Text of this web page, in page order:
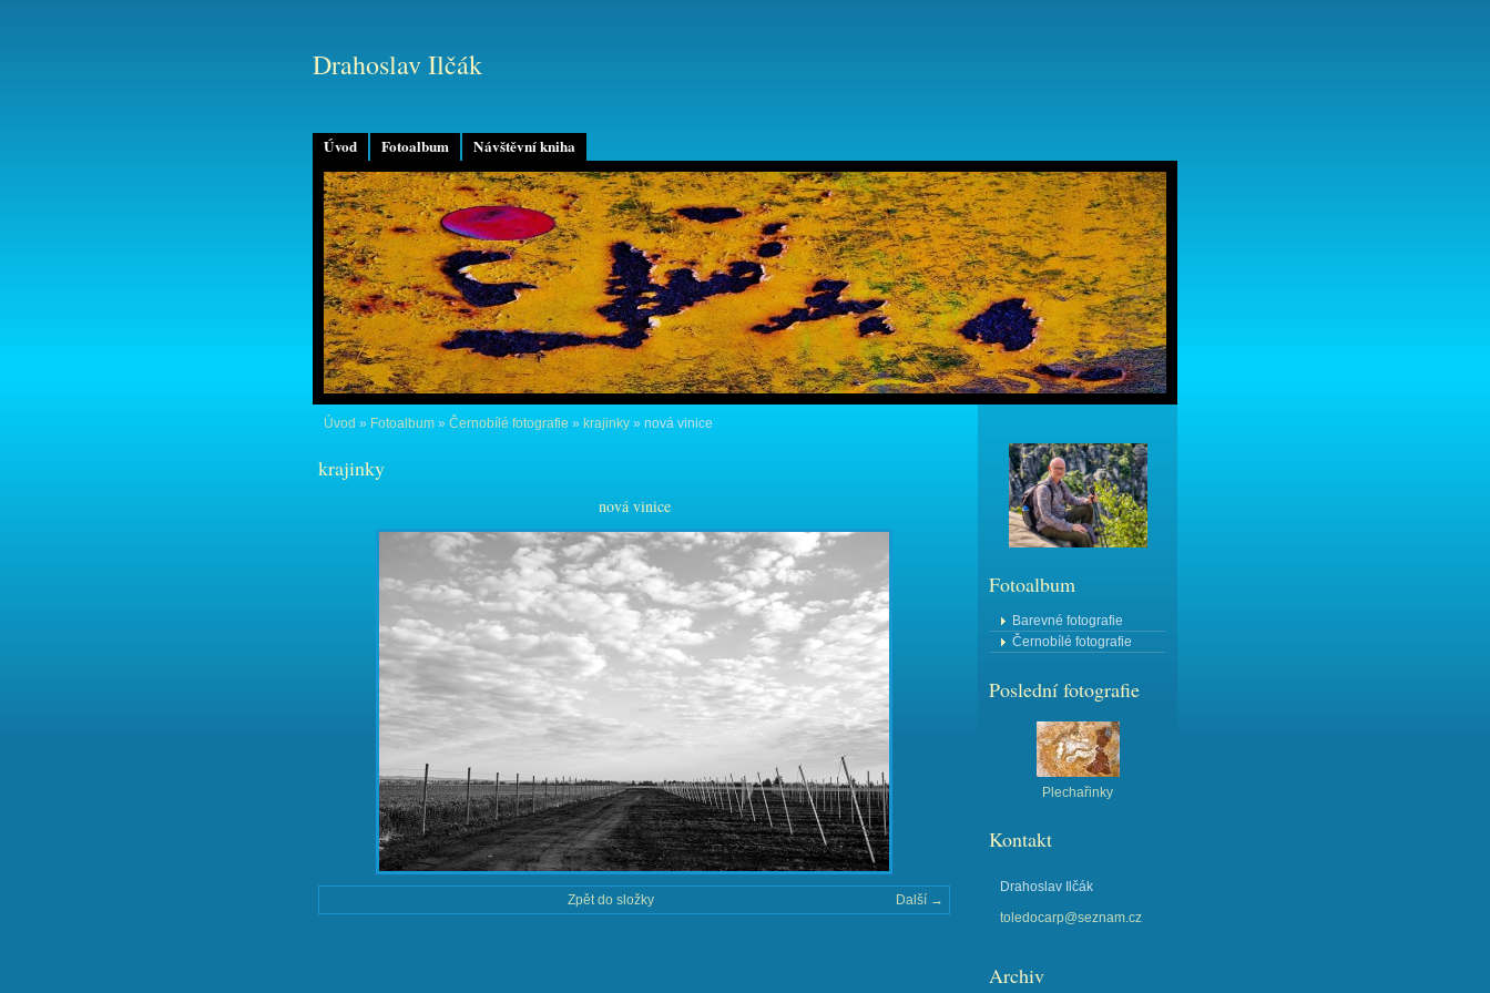
Úvod Fotoalbum Návštěvní kniha
Drahoslav Ilčák
Úvod » Fotoalbum » Černobílé fotografie » krajinky » nová vinice
krajinky
nová vinice
Další →
Zpět do složky
Fotoalbum
Barevné fotografie
Černobílé fotografie
Poslední fotografie
Plechařinky
Kontakt
Drahoslav Ilčák
toledocarp@seznam.cz
Archiv